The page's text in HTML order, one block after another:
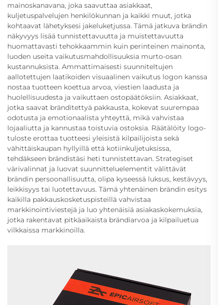
mainoskanavana, joka saavuttaa asiakkaat,
kuljetuspalvelujen henkilökunnan ja kaikki muut, jotka
kohtaavat lähetyksesi jakeluketjussa. Tämä jatkuva brändin
näkyvyys lisää tunnistettavuutta ja muistettavuutta
huomattavasti tehokkaammin kuin perinteinen mainonta,
luoden useita vaikutusmahdollisuuksia murto-osan
kustannuksista. Ammattimaisesti suunniteltujen
aallotettujen laatikoiden visuaalinen vaikutus logon kanssa
nostaa tuotteen koettua arvoa, viestien laadusta ja
huolellisuudesta ja vaikuttaen ostopäätöksiin. Asiakkaat,
jotka saavat bränditettyä pakkausta, kokevat suurempaa
odotusta ja emotionaalista yhteyttä, mikä vahvistaa
lojaaliutta ja kannustaa toistuvia ostoksia. Räätälöity logo-
tuloste erottaa tuotteesi yleisistä kilpailijoista sekä
vähittäiskaupan hyllyillä että kotiinkuljetuksissa,
tehdäkseen brändistäsi heti tunnistettavan. Strategiset
värivalinnat ja luovat suunnitteluelementit välittävät
brändin persoonallisuutta, olipa kyseessä luksus, kestävyys,
leikkisyys tai luotettavuus. Tämä yhtenäinen brändin esitys
kaikilla pakkauskosketuspisteillä vahvistaa
markkinointiviestejä ja luo yhtenäisiä asiakaskokemuksia,
jotka rakentavat pitkäaikaista brändiarvoa ja kilpailuetua
vilkkaissa markkinoilla.